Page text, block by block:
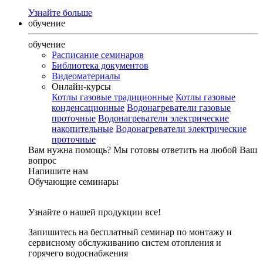
Узнайте больше
обучение
обучение
Расписание семинаров
Библиотека документов
Видеоматериалы
Онлайн-курсы
Котлы газовые традиционные Котлы газовые
конденсационные Водонагреватели газовые
проточные Водонагреватели электрические
накопительные Водонагреватели электрические
проточные
Вам нужна помощь? Мы готовы ответить на любой Ваш
вопрос
Напишите нам
Обучающие семинары
Узнайте о нашей продукции все!
Запишитесь на бесплатный семинар по монтажу и
сервисному обслуживанию систем отопления и
горячего водоснабжения